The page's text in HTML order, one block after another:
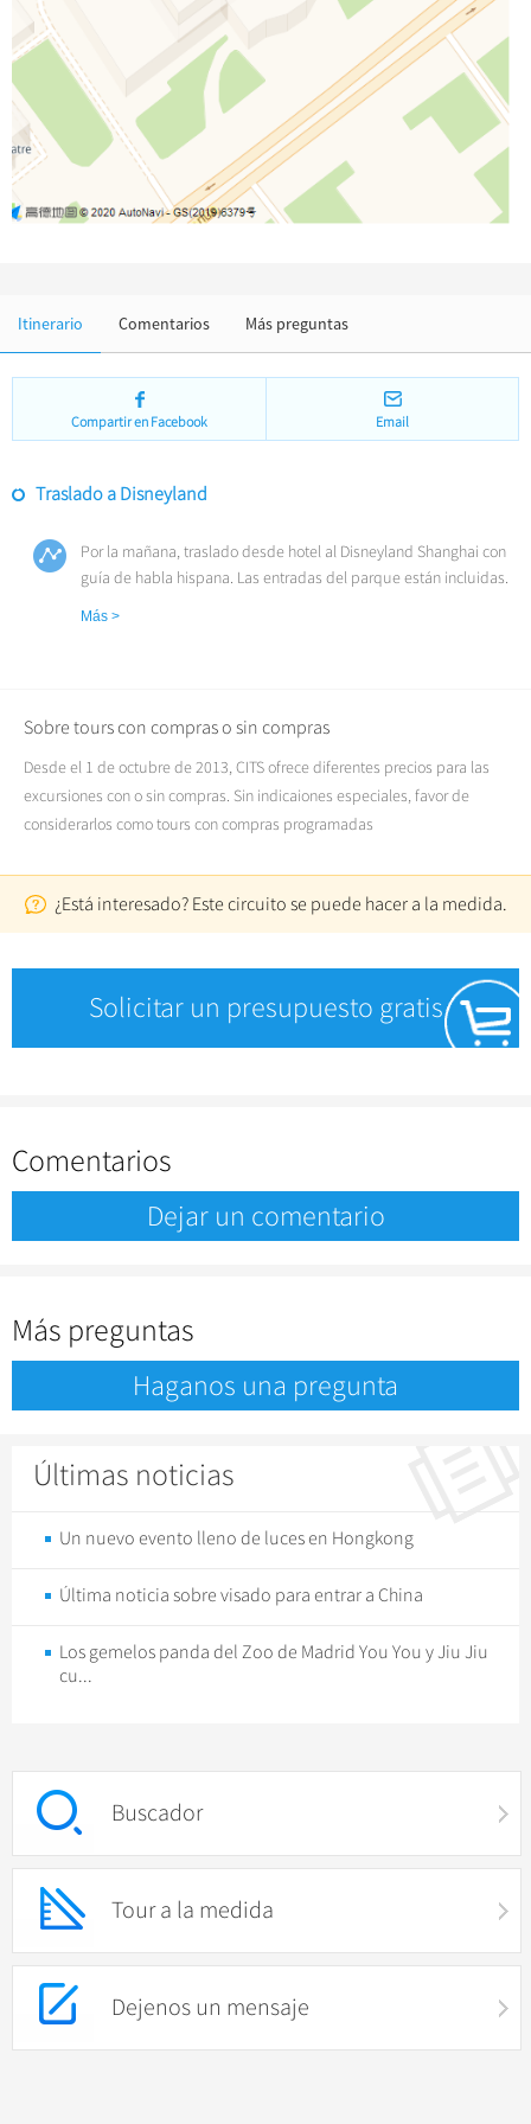
Ropa y Accesorios
Arquitectura
Otras cosas
Itinerario Comentarios Más preguntas
Compartir en Facebook Email
Traslado a Disneyland
Por la mañana, traslado desde hotel al Disneyland Shanghai con
guía de habla hispana. Las entradas del parque están incluidas.
Más >
Sobre tours con compras o sin compras
Desde el 1 de octubre de 2013, CITS ofrece diferentes precios para las
excursiones con o sin compras. Sin indicaiones especiales, favor de
considerarlos como tours con compras programadas
¿Está interesado? Este circuito se puede hacer a la medida.
Solicitar un presupuesto gratis
Comentarios
Dejar un comentario
Más preguntas
Haganos una pregunta
Últimas noticias
Un nuevo evento lleno de luces en Hongkong
Última noticia sobre visado para entrar a China
Los gemelos panda del Zoo de Madrid You You y Jiu Jiu
cu...
Buscador
Tour a la medida
Dejenos un mensaje